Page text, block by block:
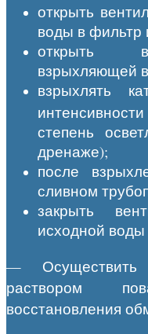
открыть
воды в фильтр
открыть
взрыхляющей
взрыхлять
степень
дренаже);
после
сливном
закрыть
исходной
— Осуществить
раствором
восстановления